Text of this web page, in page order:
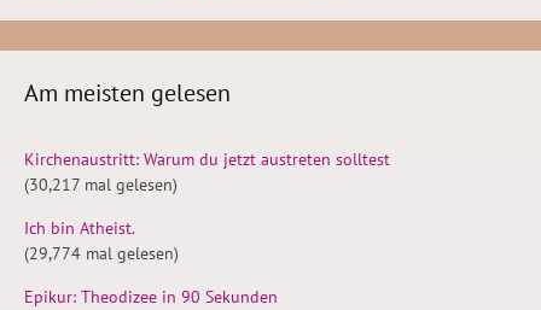
Am meisten gelesen
Kirchenaustritt: Warum du jetzt austreten solltest
(30,217 mal gelesen)
Ich bin Atheist.
(29,774 mal gelesen)
Epikur: Theodizee in 90 Sekunden